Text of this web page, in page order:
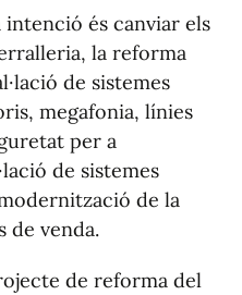
intenció és canviar els
la reforma
de sistemes
megafonia, línies
per a
de sistemes
de la
de venda.
de reforma del